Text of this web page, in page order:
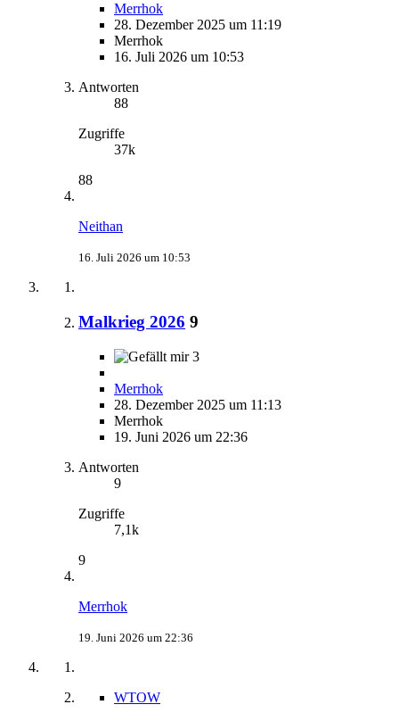
Merrhok
28. Dezember 2025 um 11:19
Merrhok
16. Juli 2026 um 10:53
Antworten
88
Zugriffe
37k
88
Neithan
16. Juli 2026 um 10:53
Malkrieg 2026 9
3
Merrhok
28. Dezember 2025 um 11:13
Merrhok
19. Juni 2026 um 22:36
Antworten
9
Zugriffe
7,1k
9
Merrhok
19. Juni 2026 um 22:36
WTOW